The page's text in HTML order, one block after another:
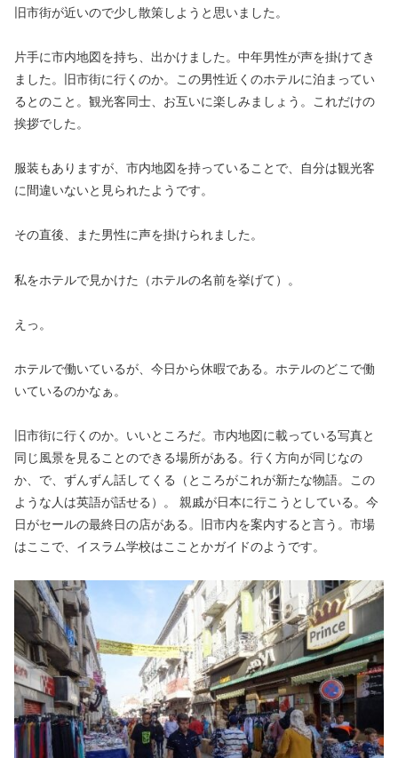
旧市街が近いので少し散策しようと思いました。
片手に市内地図を持ち、出かけました。中年男性が声を掛けてき
ました。旧市街に行くのか。この男性近くのホテルに泊まってい
るとのこと。観光客同士、お互いに楽しみましょう。これだけの
挨拶でした。
服装もありますが、市内地図を持っていることで、自分は観光客
に間違いないと見られたようです。
その直後、また男性に声を掛けられました。
私をホテルで見かけた（ホテルの名前を挙げて）。
えっ。
ホテルで働いているが、今日から休暇である。ホテルのどこで働
いているのかなぁ。
旧市街に行くのか。いいところだ。市内地図に載っている写真と
同じ風景を見ることのできる場所がある。行く方向が同じなの
か、で、ずんずん話してくる（ところがこれが新たな物語。この
ような人は英語が話せる）。 親戚が日本に行こうとしている。今
日がセールの最終日の店がある。旧市内を案内すると言う。市場
はここで、イスラム学校はこことかガイドのようです。